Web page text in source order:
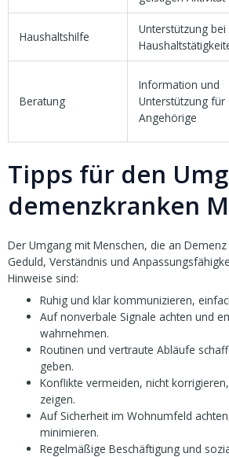
Haushaltshilfe
Unterstützung bei
Beratung
Information und
Unterstützung für
Angehörige
Tipps für den
demenzkranken
Der Umgang mit Menschen, die an
Geduld, Verständnis und
Hinweise sind:
Ruhig und klar kommunizieren,
Auf nonverbale Signale achten und
wahrnehmen.
Routinen und vertraute Abläufe
geben.
Konflikte vermeiden, nicht
zeigen.
Auf Sicherheit im Wohnumfeld
minimieren.
Regelmäßige Beschäftigung und